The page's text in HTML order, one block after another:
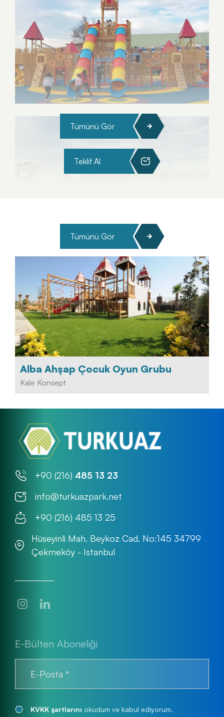
Tümünü Gör
Teklif Al
Tümünü Gör
Alba Ahşap Çocuk Oyun Grubu
Kale Konsept
+90 (216) 485 13 23
info@turkuazpark.net
+90 (216) 485 13 25
Hüseyinli Mah. Beykoz Cad. No:145 34799
Çekmeköy - Istanbul
E-Bülten Aboneliği
KVKK şartlarını okudum ve kabul ediyorum.